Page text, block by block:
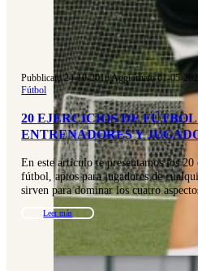
Pubblicato 24-10-2016|Aggiornato 01-05-
Fútbol
20 EJERCICIOS DE
ENTRENADORES Y
En este artículo te presentamos los
fútbol, aptos para jugadores de
sirven para dominar los cuatro
Leer más